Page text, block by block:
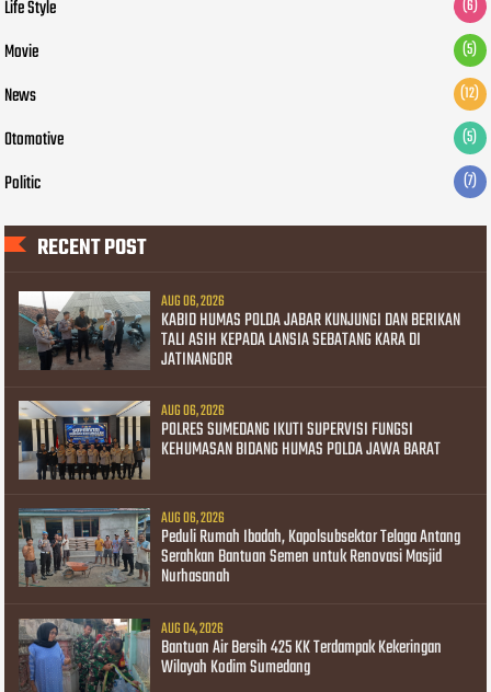
Life Style (6)
Movie (5)
News (12)
Otomotive (5)
Politic (7)
RECENT POST
AUG 06, 2026
KABID HUMAS POLDA JABAR KUNJUNGI DAN BERIKAN
TALI ASIH KEPADA LANSIA SEBATANG KARA DI
JATINANGOR
AUG 06, 2026
POLRES SUMEDANG IKUTI SUPERVISI FUNGSI
KEHUMASAN BIDANG HUMAS POLDA JAWA BARAT
AUG 06, 2026
Peduli Rumah Ibadah, Kapolsubsektor Telaga Antang
Serahkan Bantuan Semen untuk Renovasi Masjid
Nurhasanah
AUG 04, 2026
Bantuan Air Bersih 425 KK Terdampak Kekeringan
Wilayah Kodim Sumedang